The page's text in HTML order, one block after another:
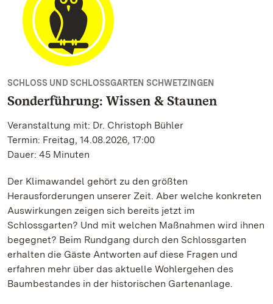
SCHLOSS UND SCHLOSSGARTEN SCHWETZINGEN
Sonderführung: Wissen & Staunen
Veranstaltung mit: Dr. Christoph Bühler
Termin: Freitag, 14.08.2026, 17:00
Dauer: 45 Minuten
Der Klimawandel gehört zu den größten
Herausforderungen unserer Zeit. Aber welche konkreten
Auswirkungen zeigen sich bereits jetzt im
Schlossgarten? Und mit welchen Maßnahmen wird ihnen
begegnet? Beim Rundgang durch den Schlossgarten
erhalten die Gäste Antworten auf diese Fragen und
erfahren mehr über das aktuelle Wohlergehen des
Baumbestandes in der historischen Gartenanlage.